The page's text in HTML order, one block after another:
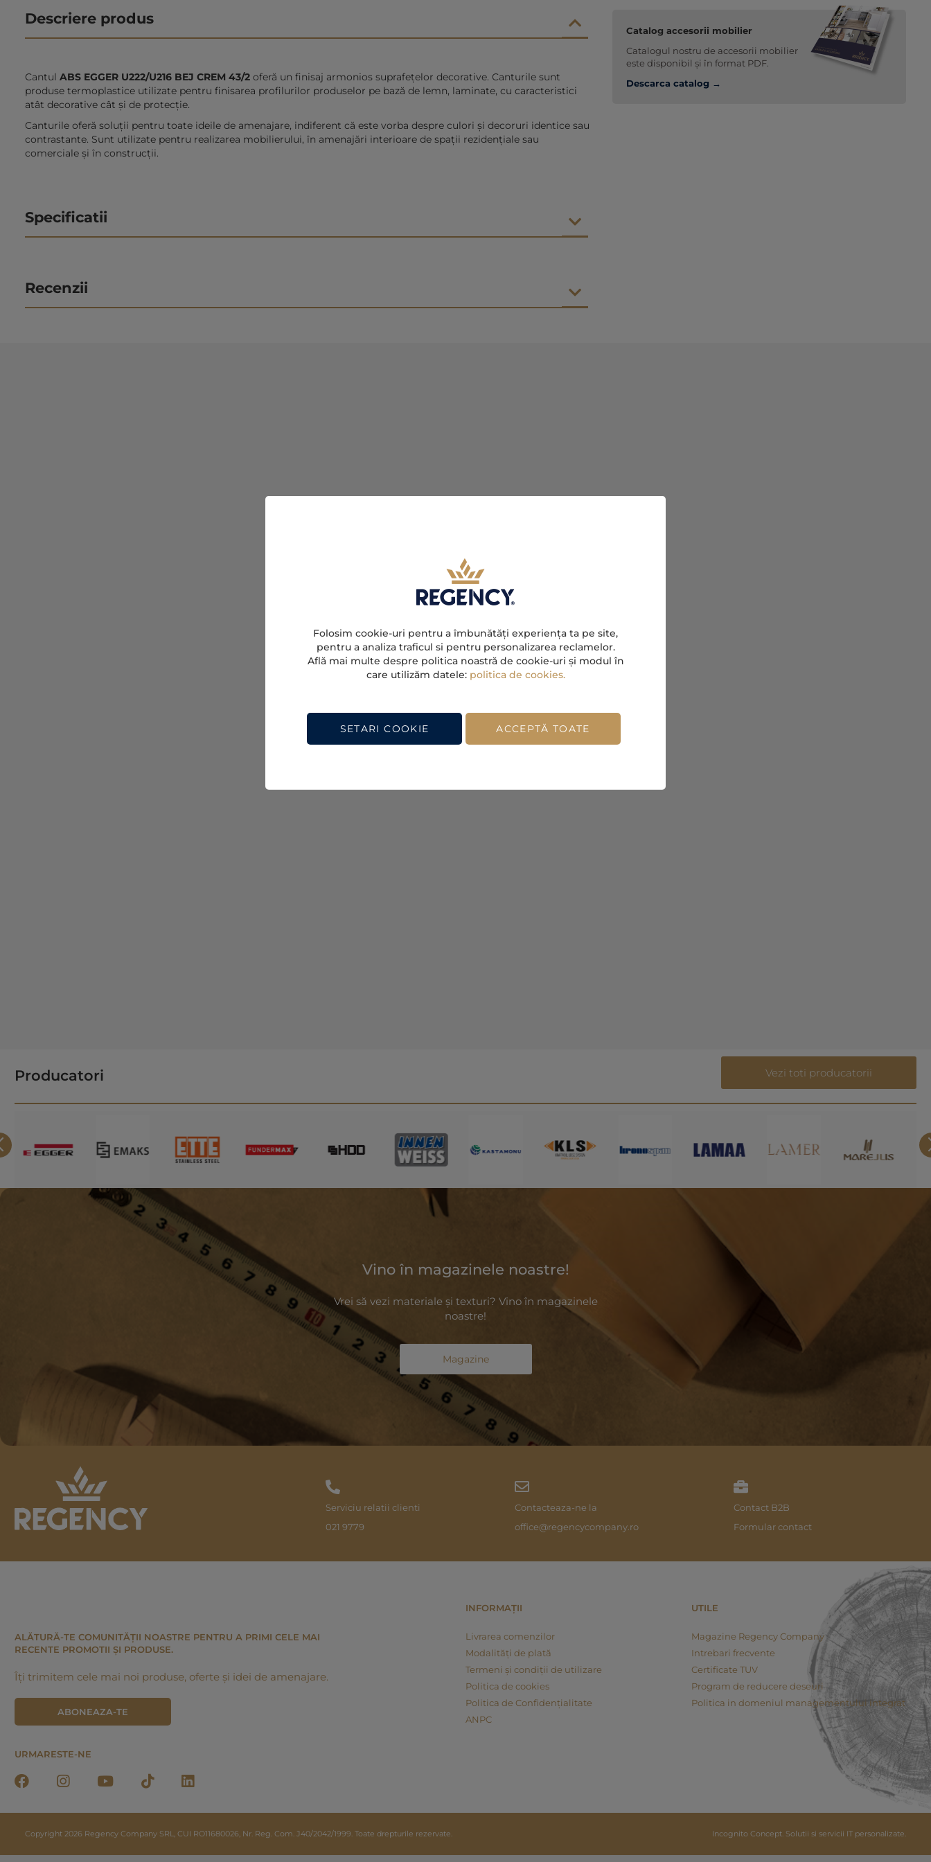
Descriere produs
Cantul ABS EGGER U222/U216 BEJ CREM 43/2 oferă un finisaj armonios suprafețelor decorative. Canturile sunt
produse termoplastice utilizate pentru finisarea profilurilor produselor pe bază de lemn, laminate, cu caracteristici
atât decorative cât şi de protecţie.
Canturile oferă soluții pentru toate ideile de amenajare, indiferent că este vorba despre culori și decoruri identice sau
contrastante. Sunt utilizate pentru realizarea mobilierului, în amenajări interioare de spații rezidențiale sau
comerciale și în construcții.
Specificatii
Recenzii
Catalog accesorii mobilier
Catalogul nostru de accesorii mobilier
este disponibil și în format PDF.
Descarca catalog →
Producatori Vezi toti producatorii
Vino în magazinele noastre!
Vrei să vezi materiale și texturi? Vino în magazinele
noastre!
Magazine
Serviciu relatii clienti
021 9779
Contacteaza-ne la
office@regencycompany.ro
Contact B2B
Formular contact
ALĂTURĂ-TE COMUNITĂȚII NOASTRE PENTRU A PRIMI CELE MAI
RECENTE PROMOTII ȘI PRODUSE.
Îți trimitem cele mai noi produse, oferte și idei de amenajare.
ABONEAZA-TE
URMARESTE-NE
INFORMAȚII
Livrarea comenzilor
Modalități de plată
Termeni și condiții de utilizare
Politica de cookies
Politica de Confidențialitate
ANPC
UTILE
Magazine Regency Company
Intrebari frecvente
Certificate TUV
Program de reducere deseuri
Politica in domeniul managementului integrat
Copyright 2026 Regency Company SRL, CUI RO11680026, Nr. Reg. Com. J40/2042/1999. Toate drepturile rezervate. Incognito Concept. Solutii si servicii IT personalizate.